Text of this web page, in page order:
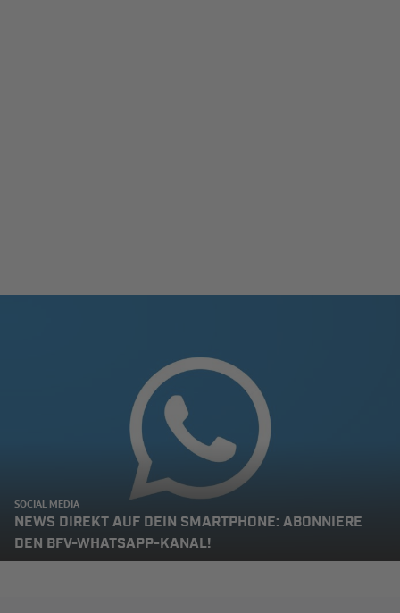
SOCIAL MEDIA
NEWS DIREKT AUF DEIN SMARTPHONE: ABONNIERE
DEN BFV-WHATSAPP-KANAL!